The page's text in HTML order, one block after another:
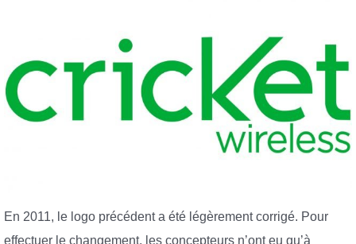
En 2011, le logo précédent a été légèrement corrigé. Pour
effectuer le changement, les concepteurs n’ont eu qu’à